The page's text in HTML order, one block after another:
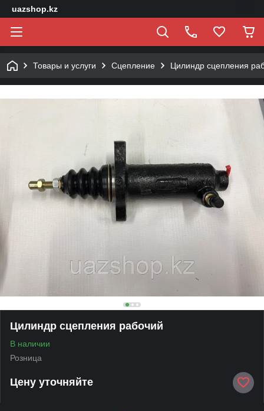
uazshop.kz
Товары и услуги Сцепление Цилиндр сцепления
Цилиндр сцепления рабочий
В наличии
Розница
Цену уточняйте